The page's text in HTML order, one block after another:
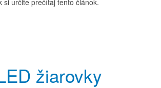
si určite prečítaj tento článok.
žiarovky